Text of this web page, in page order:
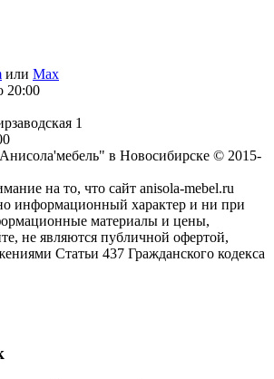
или Max
20:00
1
в Новосибирске © 2015-
на то, что сайт anisola-mebel.ru
информационный характер и ни при
материалы и цены,
не являются публичной офертой,
Статьи 437 Гражданского кодекса